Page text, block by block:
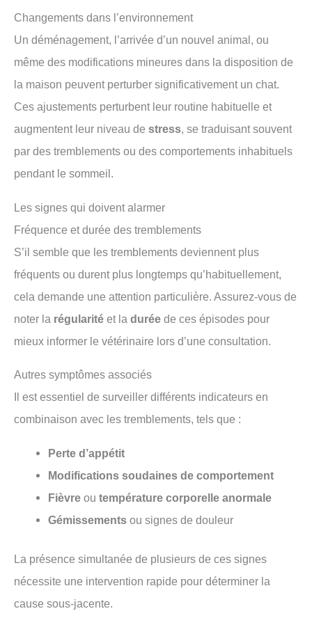
Changements dans l’environnement
Un déménagement, l’arrivée d’un nouvel animal, ou
même des modifications mineures dans la disposition de
la maison peuvent perturber significativement un chat.
Ces ajustements perturbent leur routine habituelle et
augmentent leur niveau de stress, se traduisant souvent
par des tremblements ou des comportements inhabituels
pendant le sommeil.
Les signes qui doivent alarmer
Fréquence et durée des tremblements
S’il semble que les tremblements deviennent plus
fréquents ou durent plus longtemps qu’habituellement,
cela demande une attention particulière. Assurez-vous de
noter la régularité et la durée de ces épisodes pour
mieux informer le vétérinaire lors d’une consultation.
Autres symptômes associés
Il est essentiel de surveiller différents indicateurs en
combinaison avec les tremblements, tels que :
Perte d’appétit
Modifications soudaines de comportement
Fièvre outempérature corporelle anormale
Gémissements ou signes de douleur
La présence simultanée de plusieurs de ces signes
nécessite une intervention rapide pour déterminer la
cause sous-jacente.